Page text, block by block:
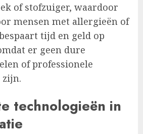
of stofzuiger, waardoor
mensen met allergieën of
tijd en geld op
er geen dure
of professionele
technologieën in